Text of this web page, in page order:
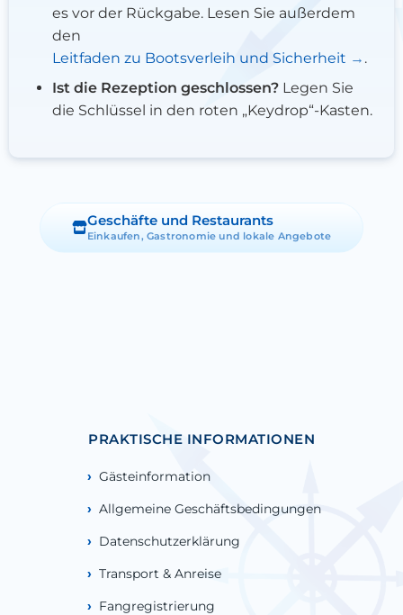
es vor der Rückgabe. Lesen Sie außerdem
den
Leitfaden zu Bootsverleih und Sicherheit
.
Ist die Rezeption geschlossen? Legen Sie
die Schlüssel in den roten „Keydrop“-Kasten.
Geschäfte und Restaurants
Einkaufen, Gastronomie und lokale Angebote
PRAKTISCHE INFORMATIONEN
Gästeinformation
Allgemeine Geschäftsbedingungen
Datenschutzerklärung
Transport & Anreise
Fangregistrierung